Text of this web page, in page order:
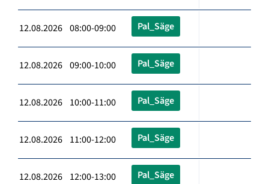
12.08.2026 08:00-09:00 Pal_Säge
12.08.2026 09:00-10:00 Pal_Säge
12.08.2026 10:00-11:00 Pal_Säge
12.08.2026 11:00-12:00 Pal_Säge
12.08.2026 12:00-13:00 Pal_Säge